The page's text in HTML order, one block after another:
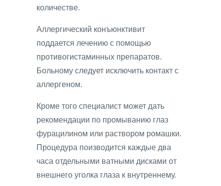
количестве.
Аллергический конъюнктивит
поддается лечению с помощью
противогистаминных препаратов.
Больному следует исключить контакт с
аллергеном.
Кроме того специалист может дать
рекомендации по промыванию глаз
фурацилином или раствором ромашки.
Процедура поизводится каждые два
часа отдельными ватными дисками от
внешнего уголка глаза к внутреннему.